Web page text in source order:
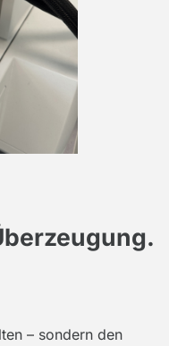
– sondern den